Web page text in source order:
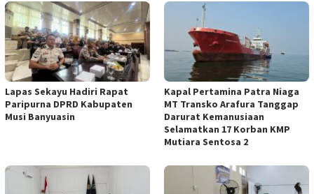
Lapas Sekayu Hadiri Rapat
Paripurna DPRD Kabupaten
Musi Banyuasin
Kapal Pertamina Patra Niaga
MT Transko Arafura Tanggap
Darurat Kemanusiaan
Selamatkan 17 Korban KMP
Mutiara Sentosa 2